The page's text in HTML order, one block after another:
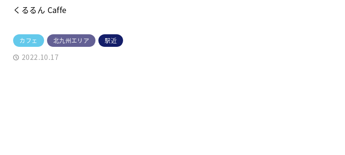
くるるん Caffe
カフェ 北九州エリア 駅近
2022.10.17